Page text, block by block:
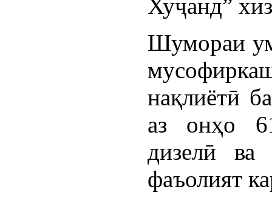
Хуҷанд”
Шумораи
нақлиётӣ
аз онҳо
дизелӣ
фаъолият